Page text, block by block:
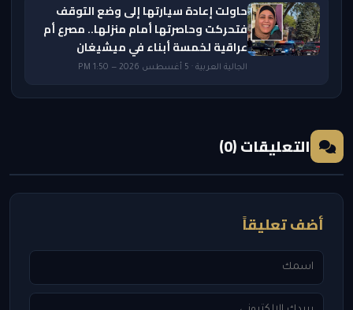
حاولت إعادة سيارتها إلى وضع التوقف
فتحركت وحاصرتها أمام منزلها.. مصرع أم
عراقية لخمسة أبناء في ميشيغان
الجالية العربية · 5 أغسطس 2026 — 1:50 PM
التعليقات (0)
أضف تعليقاً